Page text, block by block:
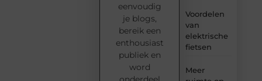
Voordelen
van
elektrische
fietsen
Meer
eenvoudig
je blogs,
bereik een
enthousiast
publiek en
word